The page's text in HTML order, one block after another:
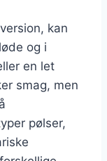
kan
og i
en let
smag, men
pølser,